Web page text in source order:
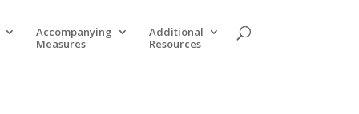
Accompanying
Measures
Additional
Resources